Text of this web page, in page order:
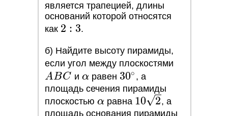
является трапецией, длины
оснований которой относятся
как 2:3
2 : 3.
б) Найдите высоту пирамиды,
если угол между плоскостями
ABC и \alpha
αравен 30^\circ
30∘ , а
площадь сечения пирамиды
плоскостью \alpha
α равна 10\sqrt{2}
10 2, а
площадь основания пирамиды
Математика
Информатика
ЕГЭ 2027 О НАС
О Профиматике
Преподаватели